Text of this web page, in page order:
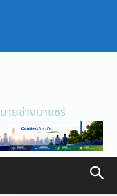
นายช่างมาแชร์